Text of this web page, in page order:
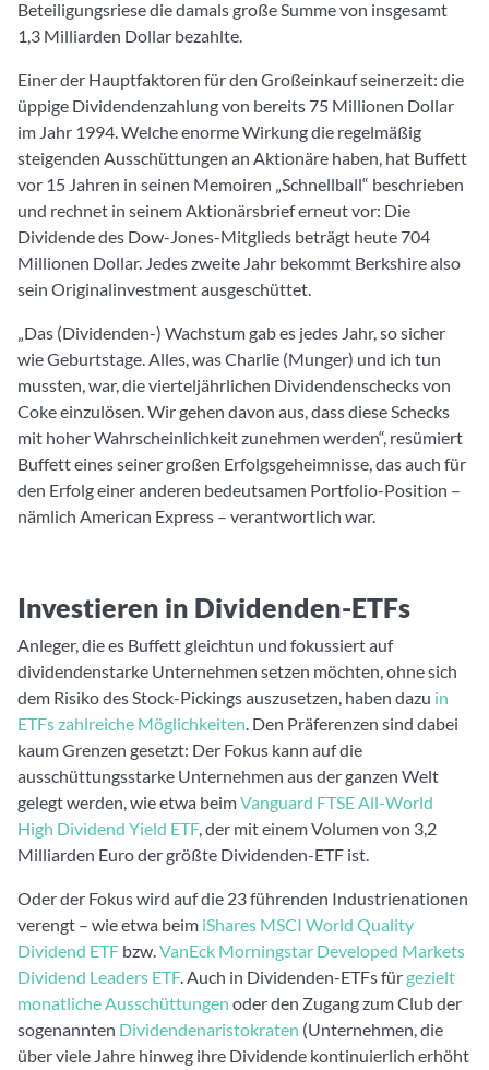
Beteiligungsriese die damals große Summe von insgesamt
1,3 Milliarden Dollar bezahlte.
Einer der Hauptfaktoren für den Großeinkauf seinerzeit: die
üppige Dividendenzahlung von bereits 75 Millionen Dollar
im Jahr 1994. Welche enorme Wirkung die regelmäßig
steigenden Ausschüttungen an Aktionäre haben, hat Buffett
vor 15 Jahren in seinen Memoiren „Schnellball“ beschrieben
und rechnet in seinem Aktionärsbrief erneut vor: Die
Dividende des Dow-Jones-Mitglieds beträgt heute 704
Millionen Dollar. Jedes zweite Jahr bekommt Berkshire also
sein Originalinvestment ausgeschüttet.
„Das (Dividenden-) Wachstum gab es jedes Jahr, so sicher
wie Geburtstage. Alles, was Charlie (Munger) und ich tun
mussten, war, die vierteljährlichen Dividendenschecks von
Coke einzulösen. Wir gehen davon aus, dass diese Schecks
mit hoher Wahrscheinlichkeit zunehmen werden“, resümiert
Buffett eines seiner großen Erfolgsgeheimnisse, das auch für
den Erfolg einer anderen bedeutsamen Portfolio-Position –
nämlich American Express – verantwortlich war.
Investieren in Dividenden-ETFs
Anleger, die es Buffett gleichtun und fokussiert auf
dividendenstarke Unternehmen setzen möchten, ohne sich
dem Risiko des Stock-Pickings auszusetzen, haben dazu in
ETFs zahlreiche Möglichkeiten. Den Präferenzen sind dabei
kaum Grenzen gesetzt: Der Fokus kann auf die
ausschüttungsstarke Unternehmen aus der ganzen Welt
gelegt werden, wie etwa beimVanguard FTSE All-World
High Dividend Yield ETF, der mit einem Volumen von 3,2
Milliarden Euro der größte Dividenden-ETF ist.
Oder der Fokus wird auf die 23 führenden Industrienationen
verengt – wie etwa beim iShares MSCI World Quality
Dividend ETF bzw.VanEck Morningstar Developed Markets
Dividend Leaders ETF. Auch in Dividenden-ETFs für gezielt
monatliche Ausschüttungen oder den Zugang zum Club der
sogenannten Dividendenaristokraten (Unternehmen, die
über viele Jahre hinweg ihre Dividende kontinuierlich erhöht